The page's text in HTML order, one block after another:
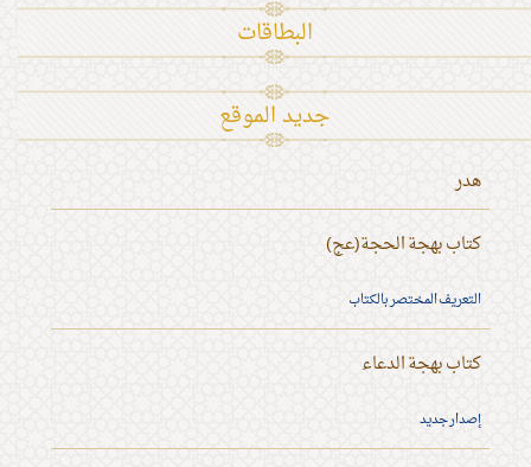
البطاقات
جديد الموقع
هدر
كتاب بهجة الحجة(عج)
التعريف المختصر بالكتاب
كتاب بهجة الدعاء
إصدار جديد